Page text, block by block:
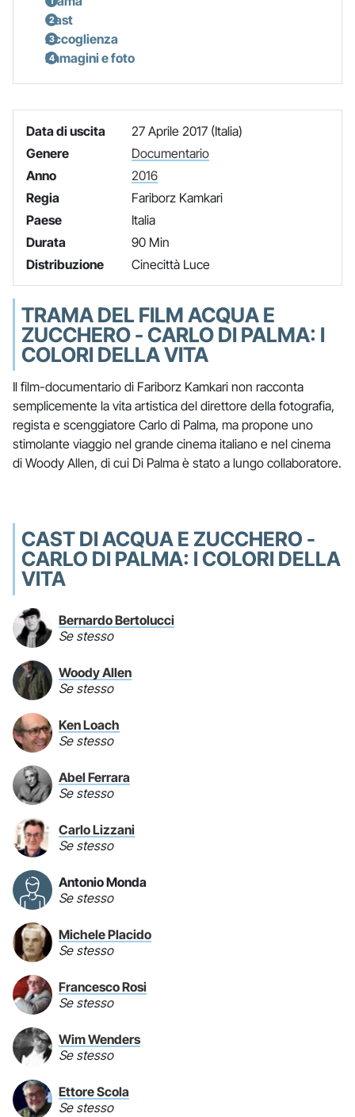
Cast
Accoglienza
Immagini e foto
Data di uscita
27 Aprile 2017 (Italia)
Genere
Documentario
Anno
2016
Regia
Fariborz Kamkari
Paese
Italia
Durata
90 Min
Distribuzione
Cinecittà Luce
TRAMA DEL FILM ACQUA E
ZUCCHERO - CARLO DI PALMA: I
COLORI DELLA VITA
Il film-documentario di Fariborz Kamkari non racconta
semplicemente la vita artistica del direttore della fotografia,
regista e scenggiatore Carlo di Palma, ma propone uno
stimolante viaggio nel grande cinema italiano e nel cinema
di Woody Allen, di cui Di Palma è stato a lungo collaboratore.
CAST DI ACQUA E ZUCCHERO -
CARLO DI PALMA: I COLORI DELLA
VITA
Bernardo Bertolucci
Se stesso
Woody Allen
Se stesso
Ken Loach
Se stesso
Abel Ferrara
Se stesso
Carlo Lizzani
Se stesso
Antonio Monda
Se stesso
Michele Placido
Se stesso
Francesco Rosi
Se stesso
Wim Wenders
Se stesso
Ettore Scola
Se stesso